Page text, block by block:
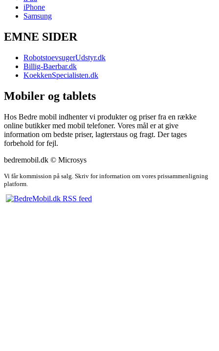
iPhone
Samsung
EMNE SIDER
RobotstoevsugerUdstyr.dk
Billig-Baerbar.dk
KoekkenSpecialisten.dk
Mobiler og tablets
Hos Bedre mobil indhenter vi produkter og priser fra en række
online butikker med mobil telefoner. Vores mål er at give
information om bedste priser, lagterstaus og fragt. Der tages
forbehold for fejl.
bedremobil.dk © Microsys
Vi får kommission på salg. Skriv for information om vores prissammenligning
platform.